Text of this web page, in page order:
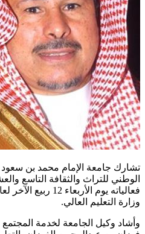
​تشارك جامعة الإمام محمد بن سعود
الوطني للتراث والثقافة التاسع
وزارة التعليم العالي.
وأشاد وكيل الجامعة لخدمة المجتمع